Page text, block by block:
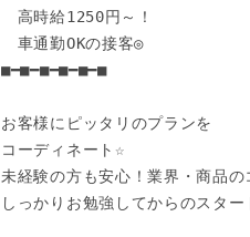
高時給1250円～！
車通勤OKの接客◎
■━■━■━■━■━■
お客様にピッタリのプランを
コーディネート☆
未経験の方も安心！業界・商品の
しっかりお勉強してからのスタ